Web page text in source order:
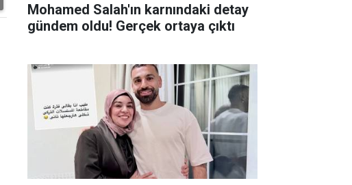
Mohamed Salah'ın karnındaki detay
gündem oldu! Gerçek ortaya çıktı